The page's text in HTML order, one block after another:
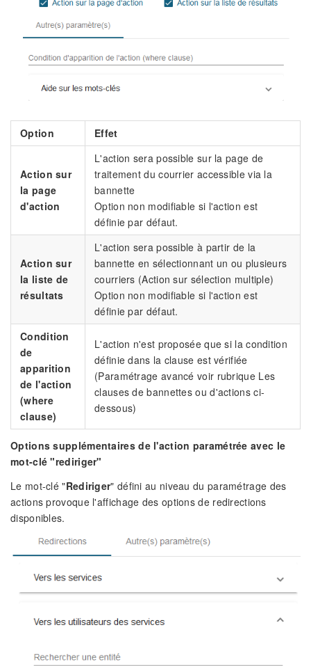
Option Effet
Action sur
la page
d'action
L'action sera possible sur la page de
traitement du courrier accessible via la
bannette
Option non modifiable si l'action est
définie par défaut.
Action sur
la liste de
résultats
L'action sera possible à partir de la
bannette en sélectionnant un ou plusieurs
courriers (Action sur sélection multiple)
Option non modifiable si l'action est
définie par défaut.
Condition
de
apparition
de l'action
(where
clause)
L'action n'est proposée que si la condition
définie dans la clause est vérifiée
(Paramétrage avancé voir rubrique Les
clauses de bannettes ou d'actions ci-
dessous)
Options supplémentaires de l'action paramétrée avec le
mot-clé "rediriger"
Le mot-clé "Rediriger" défini au niveau du paramétrage des
actions provoque l'affichage des options de redirections
disponibles.